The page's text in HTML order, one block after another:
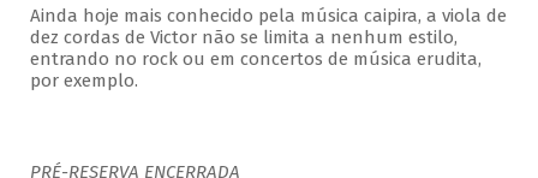
Ainda hoje mais conhecido pela música caipira, a viola de
dez cordas de Victor não se limita a nenhum estilo,
entrando no rock ou em concertos de música erudita,
por exemplo.
PRÉ-RESERVA ENCERRADA